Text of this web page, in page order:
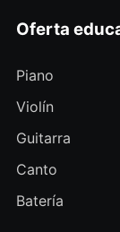
Oferta
Piano
Violín
Guitarra
Canto
Batería